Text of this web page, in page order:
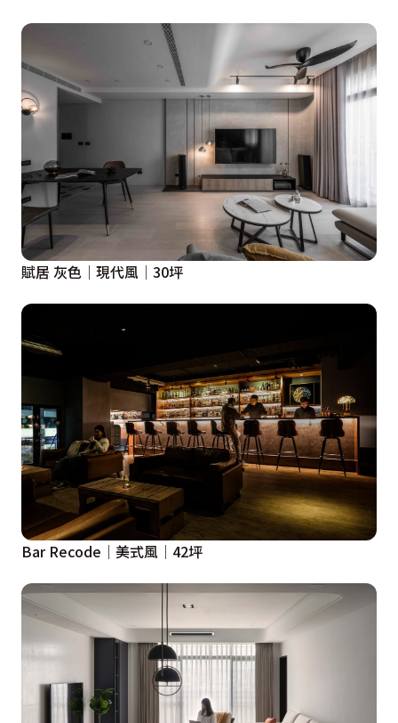
賦居 灰色│現代風│30坪
Bar Recode│美式風│42坪